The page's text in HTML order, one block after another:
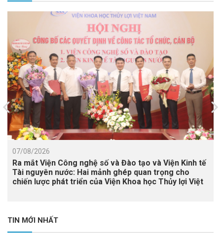
07/08/2026
Ra mắt Viện Công nghệ số và Đào tạo và Viện Kinh tế
Tài nguyên nước: Hai mảnh ghép quan trọng cho
chiến lược phát triển của Viện Khoa học Thủy lợi Việt
TIN MỚI NHẤT